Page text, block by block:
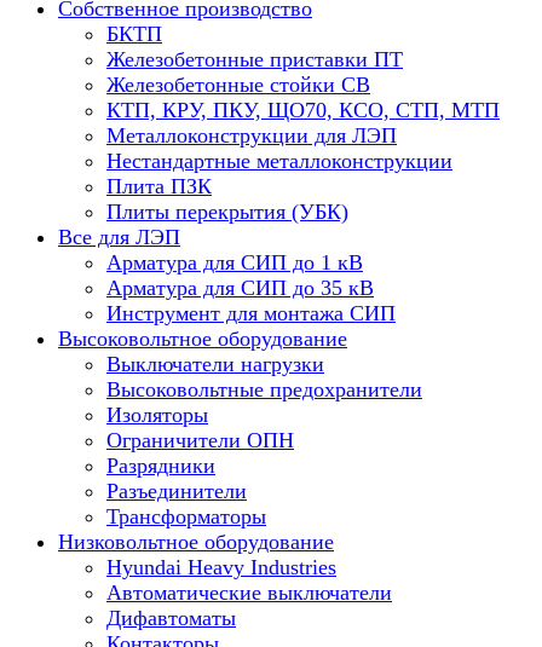
Собственное производство
БКТП
Железобетонные приставки ПТ
Железобетонные стойки СВ
КТП, КРУ, ПКУ, ЩО70, КСО, СТП, МТП
Металлоконструкции для ЛЭП
Нестандартные металлоконструкции
Плита ПЗК
Плиты перекрытия (УБК)
Все для ЛЭП
Арматура для СИП до 1 кВ
Арматура для СИП до 35 кВ
Инструмент для монтажа СИП
Высоковольтное оборудование
Выключатели нагрузки
Высоковольтные предохранители
Изоляторы
Ограничители ОПН
Разрядники
Разъединители
Трансформаторы
Низковольтное оборудование
Hyundai Heavy Industries
Автоматические выключатели
Дифавтоматы